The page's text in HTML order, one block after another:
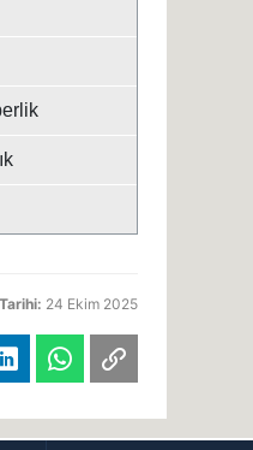
24 Ekim 2025